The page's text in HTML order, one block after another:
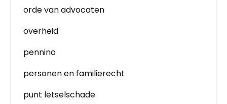
orde van advocaten
overheid
pennino
personen en familierecht
punt letselschade